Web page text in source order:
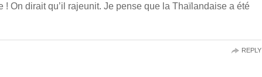
! On dirait qu’il rajeunit. Je pense que la Thaïlandaise a été
REPLY